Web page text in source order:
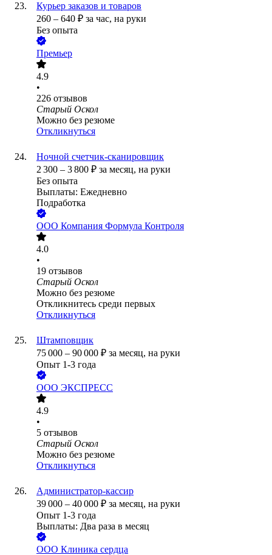
Курьер заказов и товаров
260 – 640 ₽ за час, на руки
Без опыта
Премьер
4.9
•
226 отзывов
Старый Оскол
Можно без резюме
Откликнуться
Ночной счетчик-сканировщик
2 300 – 3 800 ₽ за месяц, на руки
Без опыта
Выплаты: Ежедневно
Подработка
ООО Компания Формула Контроля
4.0
•
19 отзывов
Старый Оскол
Можно без резюме
Откликнитесь среди первых
Откликнуться
Штамповщик
75 000 – 90 000 ₽ за месяц, на руки
Опыт 1-3 года
ООО ЭКСПРЕСС
4.9
•
5 отзывов
Старый Оскол
Можно без резюме
Откликнуться
Администратор-кассир
39 000 – 40 000 ₽ за месяц, на руки
Опыт 1-3 года
Выплаты: Два раза в месяц
ООО Клиника сердца